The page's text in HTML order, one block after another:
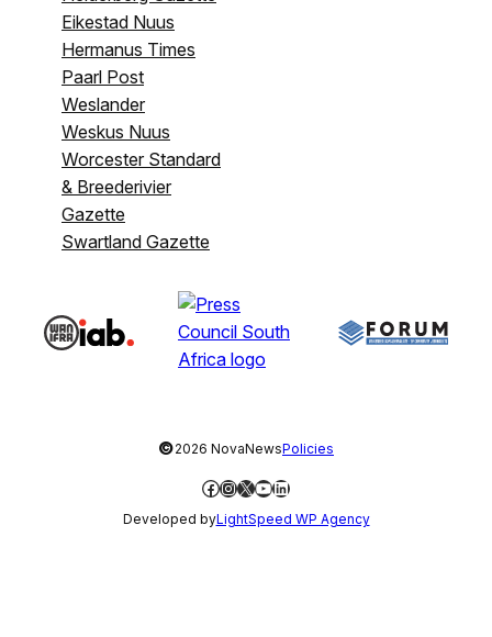
Eikestad Nuus
Hermanus Times
Paarl Post
Weslander
Weskus Nuus
Worcester Standard
& Breederivier
Gazette
Swartland Gazette
©2026 NovaNewsPolicies
Facebook
Instagram
X YouTube
LinkedIn
Developed byLightSpeed WP Agency